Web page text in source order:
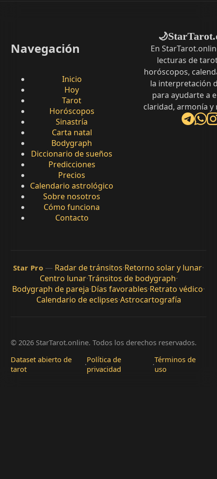
Navegación
Inicio
Hoy
Tarot
Horóscopos
Sinastría
Carta natal
Bodygraph
Diccionario de sueños
Predicciones
Precios
Calendario astrológico
Sobre nosotros
Cómo funciona
Contacto
🌙
En
lecturas de
horóscopos,
la interpretación
para ayudarte a
claridad, armonía y
Star Pro — Radar de tránsitos·Retorno solar y lunar·
Centro lunar·Tránsitos de bodygraph·
Bodygraph de pareja·Días favorables·Retrato védico·
Calendario de eclipses·Astrocartografía
© 2026 StarTarot.online. Todos los derechos reservados.
Dataset abierto de
tarot
·Política de
privacidad
·Términos de
uso